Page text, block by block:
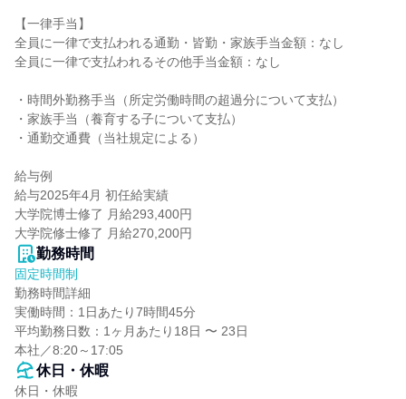
【一律手当】
全員に一律で支払われる通勤・皆勤・家族手当金額：なし
全員に一律で支払われるその他手当金額：なし
・時間外勤務手当（所定労働時間の超過分について支払）
・家族手当（養育する子について支払）
・通勤交通費（当社規定による）
給与例
給与2025年4月 初任給実績
大学院博士修了 月給293,400円
大学院修士修了 月給270,200円
勤務時間
固定時間制
勤務時間詳細
実働時間：1日あたり7時間45分
平均勤務日数：1ヶ月あたり18日 〜 23日
本社／8:20～17:05
休日・休暇
休日・休暇